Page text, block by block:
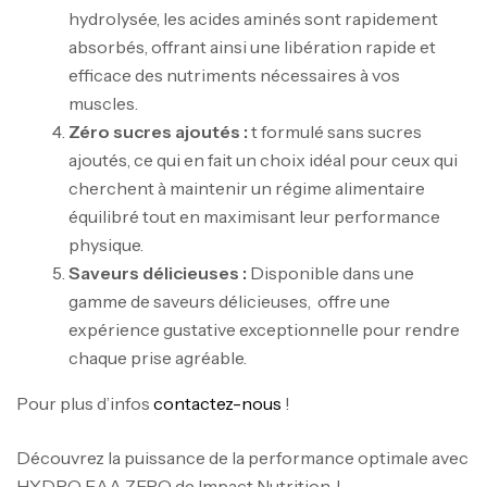
hydrolysée, les acides aminés sont rapidement
absorbés, offrant ainsi une libération rapide et
efficace des nutriments nécessaires à vos
muscles.
Zéro sucres ajoutés : t formulé sans sucres
ajoutés, ce qui en fait un choix idéal pour ceux qui
cherchent à maintenir un régime alimentaire
équilibré tout en maximisant leur performance
physique.
Saveurs délicieuses : Disponible dans une
gamme de saveurs délicieuses, offre une
expérience gustative exceptionnelle pour rendre
chaque prise agréable.
Pour plus d’infos contactez-nous !
Découvrez la puissance de la performance optimale avec
Mega Creatine CREAPURE – 306 Gr –
Biotech USA
د.ت126